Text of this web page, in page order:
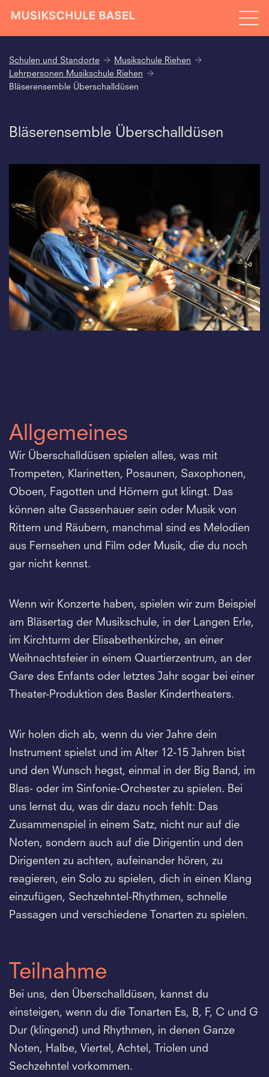
Schulen und Standorte
Musikschule Riehen
Lehrpersonen Musikschule Riehen
Bläserensemble Überschalldüsen
Bläserensemble Überschalldüsen
Allgemeines
Wir Überschalldüsen spielen alles, was mit
Trompeten, Klarinetten, Posaunen, Saxophonen,
Oboen, Fagotten und Hörnern gut klingt. Das
können alte Gassenhauer sein oder Musik von
Rittern und Räubern, manchmal sind es Melodien
aus Fernsehen und Film oder Musik, die du noch
gar nicht kennst.
Wenn wir Konzerte haben, spielen wir zum Beispiel
am Bläsertag der Musikschule, in der Langen Erle,
im Kirchturm der Elisabethenkirche, an einer
Weihnachtsfeier in einem Quartierzentrum, an der
Gare des Enfants oder letztes Jahr sogar bei einer
Theater-Produktion des Basler Kindertheaters.
Wir holen dich ab, wenn du vier Jahre dein
Instrument spielst und im Alter 12-15 Jahren bist
und den Wunsch hegst, einmal in der Big Band, im
Blas- oder im Sinfonie-Orchester zu spielen. Bei
uns lernst du, was dir dazu noch fehlt: Das
Zusammenspiel in einem Satz, nicht nur auf die
Noten, sondern auch auf die Dirigentin und den
Dirigenten zu achten, aufeinander hören, zu
reagieren, ein Solo zu spielen, dich in einen Klang
einzufügen, Sechzehntel-Rhythmen, schnelle
Passagen und verschiedene Tonarten zu spielen.
Teilnahme
Bei uns, den Überschalldüsen, kannst du
einsteigen, wenn du die Tonarten Es, B, F, C und G
Dur (klingend) und Rhythmen, in denen Ganze
Noten, Halbe, Viertel, Achtel, Triolen und
Sechzehntel vorkommen.